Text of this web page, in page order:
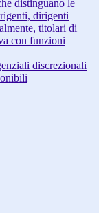
distinguano le
dirigenti
titolari di
con funzioni
discrezionali